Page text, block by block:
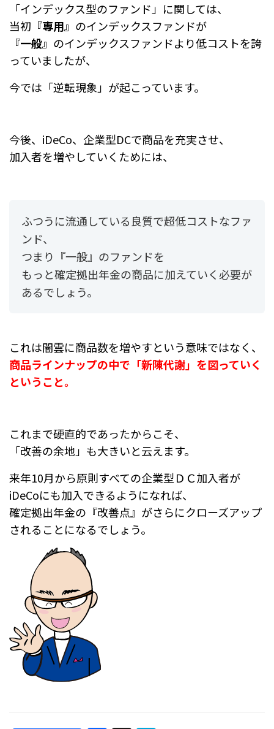
「インデックス型のファンド」に関しては、
当初 『専用』 のインデックスファンドが
『一般』 のインデックスファンドより低コストを誇
っていましたが、
今では「逆転現象」が起こっています。
今後、iDeCo、企業型DCで商品を充実させ、
加入者を増やしていくためには、
ふつうに流通している良質で超低コストなファ
ンド、
つまり『一般』のファンドを
もっと確定拠出年金の商品に加えていく必要が
あるでしょう。
これは闇雲に商品数を増やすという意味ではなく、
商品ラインナップの中で「新陳代謝」を図っていく
ということ。
これまで硬直的であったからこそ、
「改善の余地」も大きいと云えます。
来年10月から原則すべての企業型ＤＣ加入者が
iDeCoにも加入できるようになれば、
確定拠出年金の『改善点』がさらにクローズアップ
されることになるでしょう。